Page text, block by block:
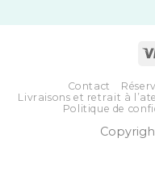
Contact
Livraisons et retrait à
Politique de